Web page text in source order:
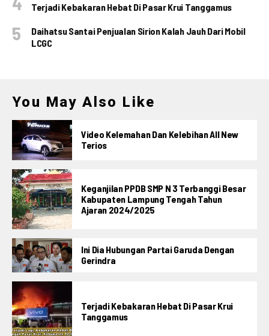
Terjadi Kebakaran Hebat Di Pasar Krui Tanggamus
Daihatsu Santai Penjualan Sirion Kalah Jauh Dari Mobil
LCGC
You May Also Like
Video Kelemahan Dan Kelebihan All New
Terios
Keganjilan PPDB SMP N 3 Terbanggi Besar
Kabupaten Lampung Tengah Tahun
Ajaran 2024/2025
Ini Dia Hubungan Partai Garuda Dengan
Gerindra
Terjadi Kebakaran Hebat Di Pasar Krui
Tanggamus